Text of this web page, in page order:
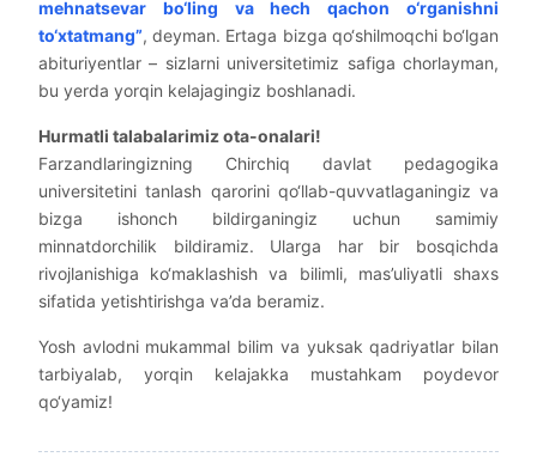
mehnatsevar bo‘ling va hech qachon o‘rganishni
to‘xtatmang”, deyman. Ertaga bizga qo‘shilmoqchi bo‘lgan
abituriyentlar – sizlarni universitetimiz safiga chorlayman,
bu yerda yorqin kelajagingiz boshlanadi.
Hurmatli talabalarimiz ota-onalari!
Farzandlaringizning Chirchiq davlat pedagogika
universitetini tanlash qarorini qo‘llab-quvvatlaganingiz va
bizga ishonch bildirganingiz uchun samimiy
minnatdorchilik bildiramiz. Ularga har bir bosqichda
rivojlanishiga ko‘maklashish va bilimli, mas’uliyatli shaxs
sifatida yetishtirishga va’da beramiz.
Yosh avlodni mukammal bilim va yuksak qadriyatlar bilan
tarbiyalab, yorqin kelajakka mustahkam poydevor
qo‘yamiz!